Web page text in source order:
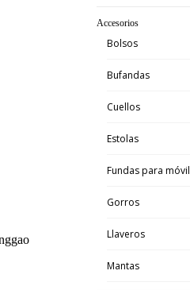
Accesorios
Bolsos
Bufandas
Cuellos
Estolas
Fundas para móvil
Gorros
Llaveros
Mantas